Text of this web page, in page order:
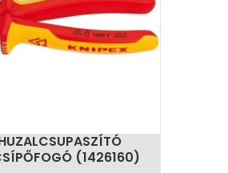
(1426160)